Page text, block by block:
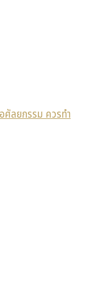
ศัลยกรรม ควรทำ